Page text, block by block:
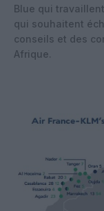
Blue qui
qui souhaitent
conseils et des
Afrique.